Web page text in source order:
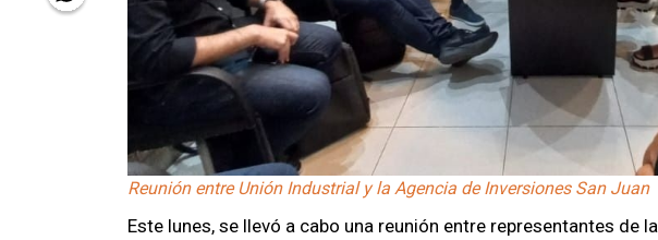
Reunión entre Unión Industrial y la Agencia de Inversiones San Juan
Este lunes, se llevó a cabo una reunión entre representantes de la